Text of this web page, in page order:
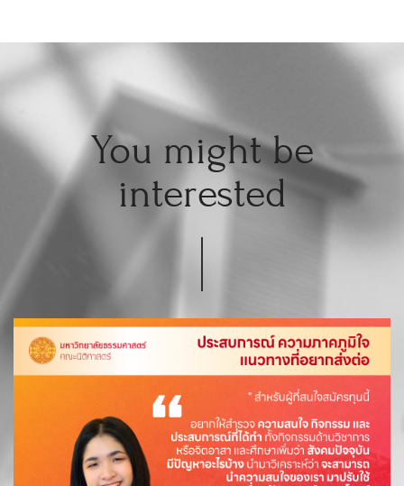
You might be
interested